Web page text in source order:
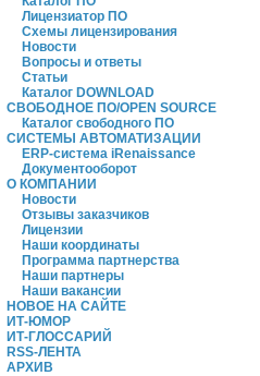
Лицензиатор ПО
Схемы лицензирования
Новости
Вопросы и ответы
Статьи
Каталог DOWNLOAD
СВОБОДНОЕ ПО/OPEN SOURCE
Каталог свободного ПО
СИСТЕМЫ АВТОМАТИЗАЦИИ
ERP-система iRenaissance
Документооборот
О КОМПАНИИ
Новости
Отзывы заказчиков
Лицензии
Наши координаты
Программа партнерства
Наши партнеры
Наши вакансии
НОВОЕ НА САЙТЕ
ИТ-ЮМОР
ИТ-ГЛОССАРИЙ
RSS-ЛЕНТА
АРХИВ